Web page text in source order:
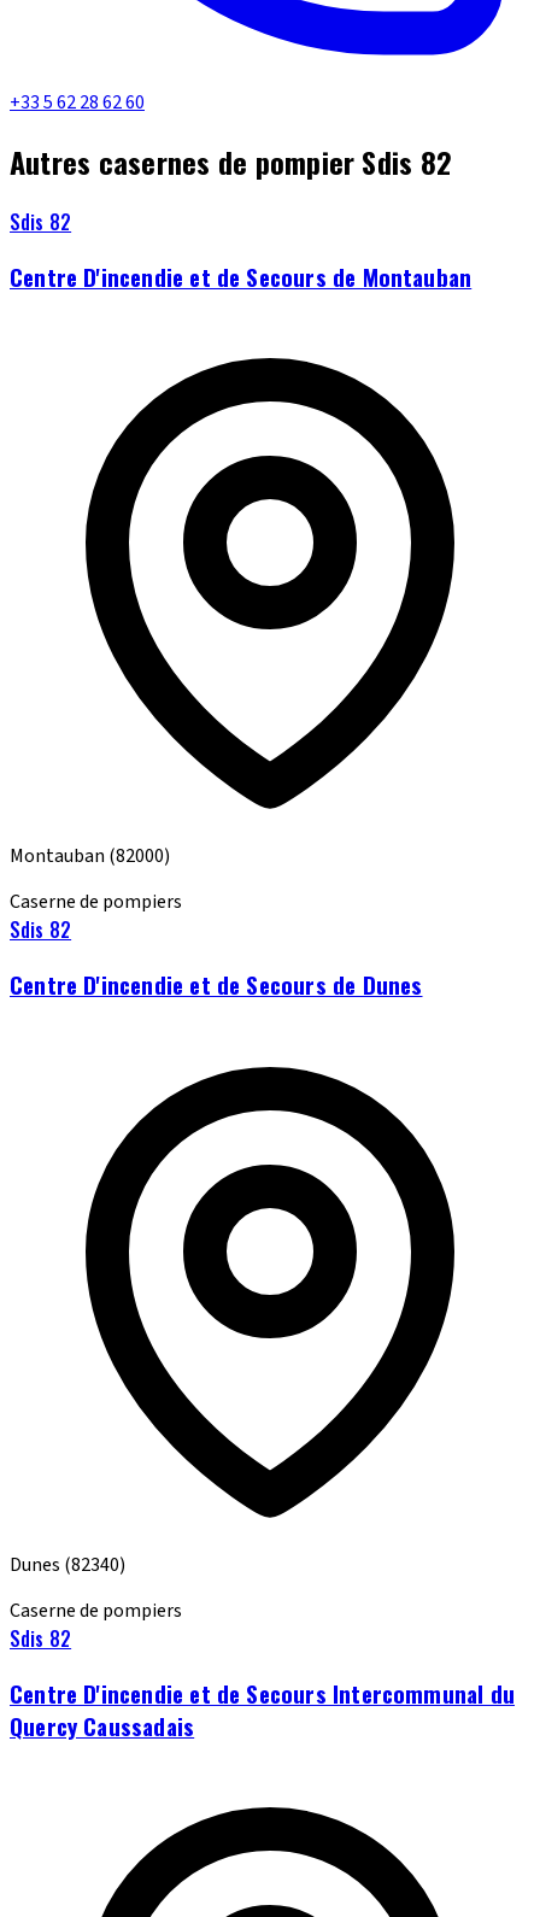
+33 5 62 28 62 60
Autres casernes de pompier Sdis 82
Sdis 82
Centre D'incendie et de Secours de Montauban
Montauban (82000)
Caserne de pompiers
Sdis 82
Centre D'incendie et de Secours de Dunes
Dunes (82340)
Caserne de pompiers
Sdis 82
Centre D'incendie et de Secours Intercommunal du
Quercy Caussadais